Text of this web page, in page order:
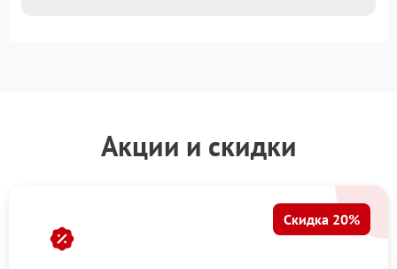
Акции и скидки
Скидка 20%